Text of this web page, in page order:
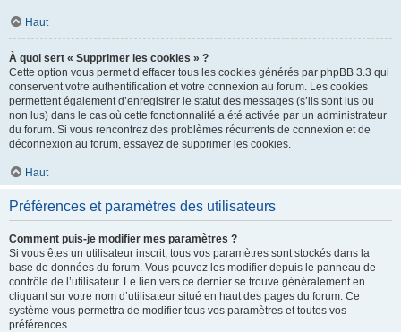
Haut
À quoi sert « Supprimer les cookies » ?
Cette option vous permet d’effacer tous les cookies générés par phpBB 3.3 qui
conservent votre authentification et votre connexion au forum. Les cookies
permettent également d’enregistrer le statut des messages (s’ils sont lus ou
non lus) dans le cas où cette fonctionnalité a été activée par un administrateur
du forum. Si vous rencontrez des problèmes récurrents de connexion et de
déconnexion au forum, essayez de supprimer les cookies.
Haut
Préférences et paramètres des utilisateurs
Comment puis-je modifier mes paramètres ?
Si vous êtes un utilisateur inscrit, tous vos paramètres sont stockés dans la
base de données du forum. Vous pouvez les modifier depuis le panneau de
contrôle de l’utilisateur. Le lien vers ce dernier se trouve généralement en
cliquant sur votre nom d’utilisateur situé en haut des pages du forum. Ce
système vous permettra de modifier tous vos paramètres et toutes vos
préférences.